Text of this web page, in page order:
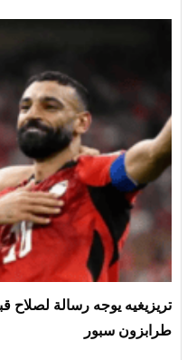
تريزيغيه يوجه رسالة لصلاح
طرابزون سبور